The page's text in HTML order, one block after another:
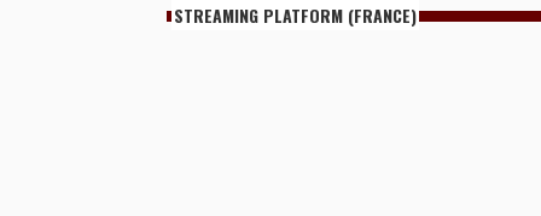
STREAMING PLATFORM (FRANCE)